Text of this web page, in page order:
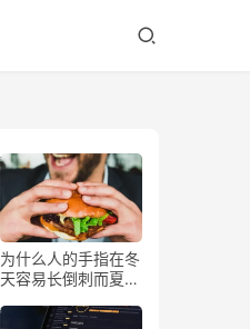
为什么人的手指在冬
天容易长倒刺而夏天